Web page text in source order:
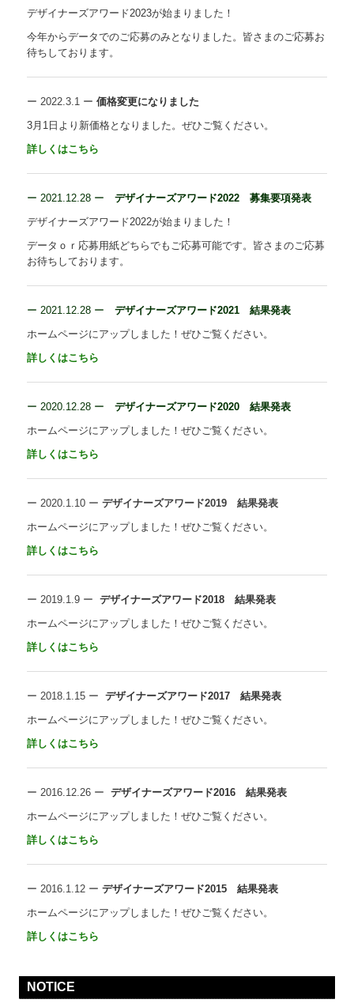
デザイナーズアワード2023が始まりました！
今年からデータでのご応募のみとなりました。皆さまのご応募お
待ちしております。
ー 2022.3.1 ー 価格変更になりました
3月1日より新価格となりました。ぜひご覧ください。
詳しくはこちら
ー2021.12.28 ーデザイナーズアワード2022 募集要項発表
デザイナーズアワード2022が始まりました！
データｏｒ応募用紙どちらでもご応募可能です。皆さまのご応募
お待ちしております。
ー 2021.12.28 ーデザイナーズアワード2021 結果発表
ホームページにアップしました！ぜひご覧ください。
詳しくはこちら
ー 2020.12.28 ーデザイナーズアワード2020 結果発表
ホームページにアップしました！ぜひご覧ください。
詳しくはこちら
ー 2020.1.10 ーデザイナーズアワード2019 結果発表
ホームページにアップしました！ぜひご覧ください。
詳しくはこちら
ー 2019.1.9 ー
デザイナーズアワード2018 結果発表
ホームページにアップしました！ぜひご覧ください。
詳しくはこちら
ー 2018.1.15 ー
デザイナーズアワード2017 結果発表
ホームページにアップしました！ぜひご覧ください。
詳しくはこちら
ー 2016.12.26 ー
デザイナーズアワード2016 結果発表
ホームページにアップしました！ぜひご覧ください。
詳しくはこちら
ー 2016.1.12 ー デザイナーズアワード2015 結果発表
ホームページにアップしました！ぜひご覧ください。
詳しくはこちら
NOTICE